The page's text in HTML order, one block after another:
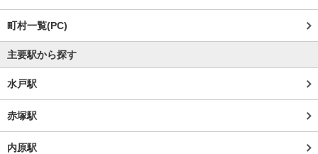
町村一覧(PC)
主要駅から探す
水戸駅
赤塚駅
内原駅